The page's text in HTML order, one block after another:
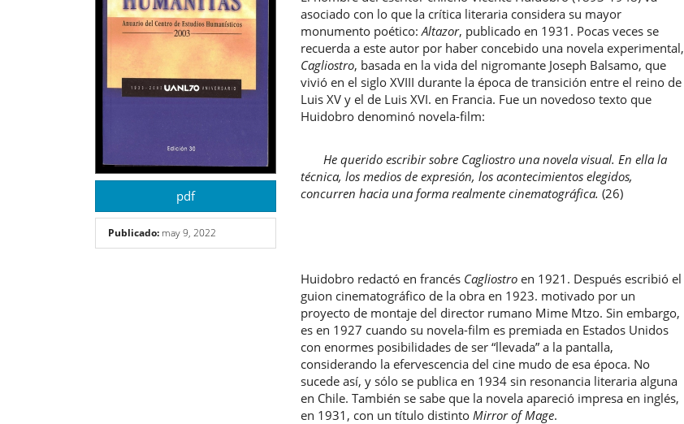
artículo
pdf
Publicado: may 9, 2022
artículo
asociado con lo que la crítica literaria considera su mayor
monumento poético:Altazor, publicado en 1931. Pocas veces se
recuerda a este autor por haber concebido una novela experimental,
Cagliostro, basada en la vida del nigromante Joseph Balsamo, que
vivió en el siglo XVIII durante la época de transición entre el reino de
Luis XV y el de Luis XVI. en Francia. Fue un novedoso texto que
Huidobro denominó novela-film:
He querido escribir sobre Cagliostro una novela visual. En ella la
técnica, los medios de expresión, los acontecimientos elegidos,
concurren hacia una forma realmente cinematográfica. (26)
Huidobro redactó en francés Cagliostro en 1921. Después escribió el
guion cinematográfico de la obra en 1923. motivado por un
proyecto de montaje del director rumano Mime Mtzo. Sin embargo,
es en 1927 cuando su novela-film es premiada en Estados Unidos
con enormes posibilidades de ser “llevada” a la pantalla,
considerando la efervescencia del cine mudo de esa época. No
sucede así, y sólo se publica en 1934 sin resonancia literaria alguna
en Chile. También se sabe que la novela apareció impresa en inglés,
en 1931, con un título distinto Mirror of Mage.